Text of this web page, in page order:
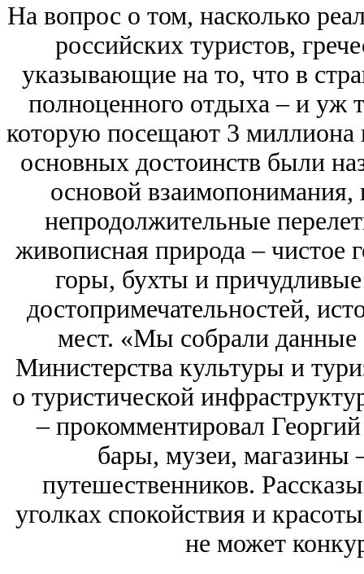
На вопрос о том, насколько
российских туристов,
указывающие на то, что в
полноценного отдыха – и уж
которую посещают 3 миллиона
основных достоинств были
основой взаимопонимания,
непродолжительные
живописная природа – чистое
горы, бухты и
достопримечательностей,
мест. «Мы собрали данные
Министерства культуры и
о туристической
– прокомментировал
бары, музеи, магазины
путешественников.
уголках спокойствия и
не может